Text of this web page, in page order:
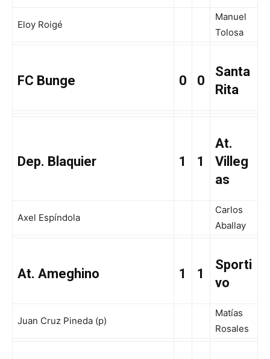
Eloy Roigé
Manuel
Tolosa
FC Bunge 0 0
Santa
Rita
Dep. Blaquier 1 1
At.
Villeg
as
Axel Espíndola
Carlos
Aballay
At. Ameghino 1 1
Sporti
vo
Juan Cruz Pineda (p)
Matías
Rosales